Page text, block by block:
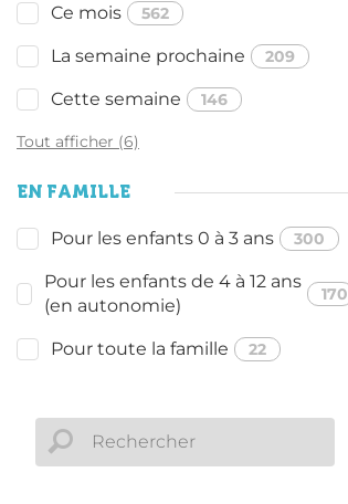
Ce mois 562
La semaine prochaine 209
Cette semaine 146
Tout afficher (6)
EN FAMILLE
Pour les enfants 0 à 3 ans 300
Pour les enfants de 4 à 12 ans
(en autonomie)
170
Pour toute la famille 22